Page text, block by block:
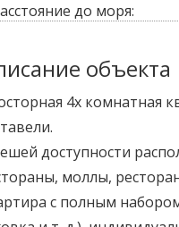
до моря:
объекта
4х комнатная
доступности
моллы,
с полным